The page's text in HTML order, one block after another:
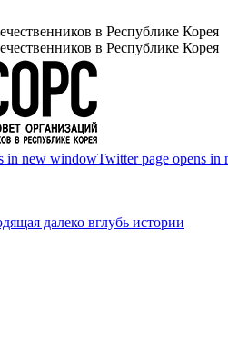
в Республике Корея
в Республике Корея
in new windowTwitter page opens in
далеко вглубь истории